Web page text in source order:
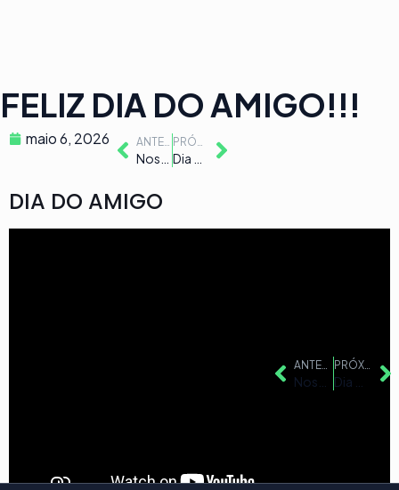
FELIZ DIA DO AMIGO!!!
maio 6, 2026 ANTERIOR PRÓXIMO
DIA DO AMIGO
PRÓXIMO